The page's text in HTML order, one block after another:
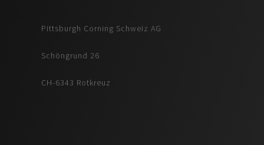
Pittsburgh Corning Schweiz AG
Schöngrund 26
CH-6343 Rotkreuz